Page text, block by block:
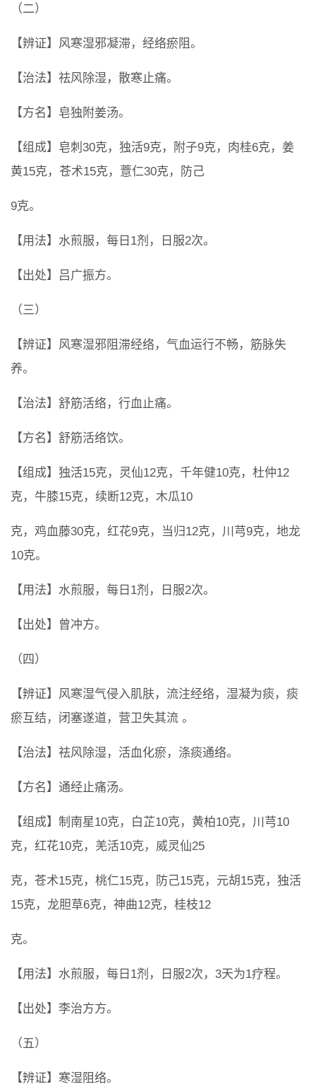
（二）
【辨证】风寒湿邪凝滞，经络瘀阻。
【治法】祛风除湿，散寒止痛。
【方名】皂独附姜汤。
【组成】皂刺30克，独活9克，附子9克，肉桂6克，姜
黄15克，苍术15克，薏仁30克，防己
9克。
【用法】水煎服，每日1剂，日服2次。
【出处】吕广振方。
（三）
【辨证】风寒湿邪阻滞经络，气血运行不畅，筋脉失
养。
【治法】舒筋活络，行血止痛。
【方名】舒筋活络饮。
【组成】独活15克，灵仙12克，千年健10克，杜仲12
克，牛膝15克，续断12克，木瓜10
克，鸡血藤30克，红花9克，当归12克，川芎9克，地龙
10克。
【用法】水煎服，每日1剂，日服2次。
【出处】曾冲方。
（四）
【辨证】风寒湿气侵入肌肤，流注经络，湿凝为痰，痰
瘀互结，闭塞遂道，营卫失其流 。
【治法】祛风除湿，活血化瘀，涤痰通络。
【方名】通经止痛汤。
【组成】制南星10克，白芷10克，黄柏10克，川芎10
克，红花10克，羌活10克，威灵仙25
克，苍术15克，桃仁15克，防己15克，元胡15克，独活
15克，龙胆草6克，神曲12克，桂枝12
克。
【用法】水煎服，每日1剂，日服2次，3天为1疗程。
【出处】李治方方。
（五）
【辨证】寒湿阻络。